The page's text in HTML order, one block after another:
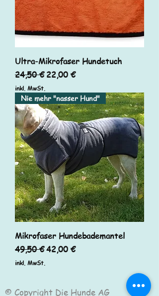
Ultra-Mikrofaser Hundetuch
Standardpreis
24,50 € Sale-Preis
22,00 €
inkl. MwSt.
Nie mehr "nasser Hund"
Mikrofaser Hundebademantel
Standardpreis
49,50 €Sale-Preis
42,00 €
inkl. MwSt.
© Copyright Die Hunde AG